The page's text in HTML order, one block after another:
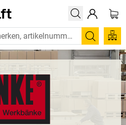
Zoeken